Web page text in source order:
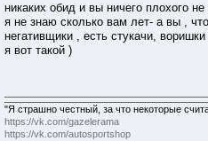
никаких обид и вы ничего плохого не
я не знаю сколько вам лет- а вы ,
негативщики , есть стукачи,
я вот такой )
"Я страшно честный, за что некоторые
https://vk.com/gazelerama
https://vk.com/autosportshop